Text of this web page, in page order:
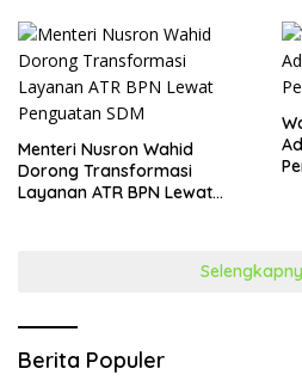
​Menteri Nusron Wahid
Dorong Transformasi
Layanan ATR BPN Lewat
Berita Populer